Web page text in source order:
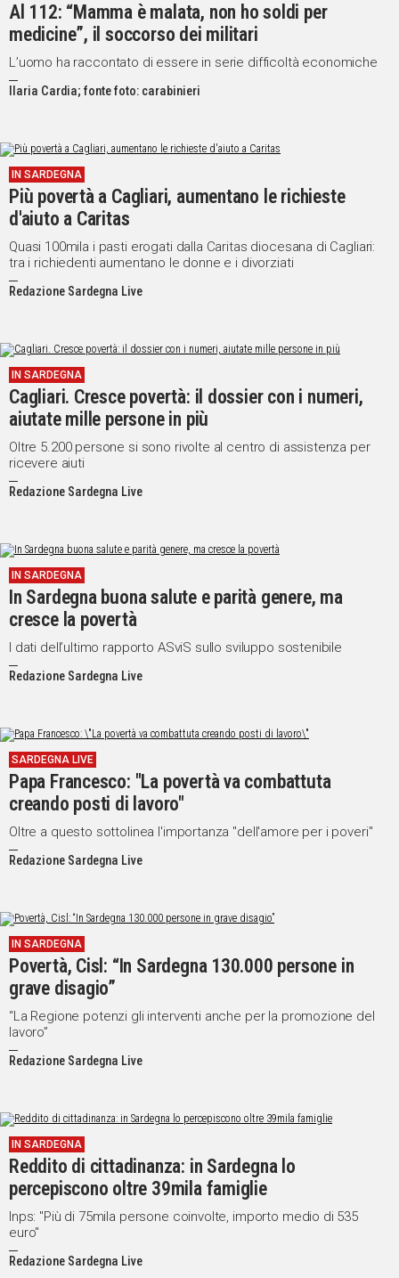
Vai
WHATSAPP
Social
Al 112: “Mamma è malata, non ho soldi per
medicine”, il soccorso dei militari
L’uomo ha raccontato di essere in serie difficoltà economiche
Ilaria Cardia; fonte foto: carabinieri
IN SARDEGNA
Più povertà a Cagliari, aumentano le richieste
d'aiuto a Caritas
Quasi 100mila i pasti erogati dalla Caritas diocesana di Cagliari:
tra i richiedenti aumentano le donne e i divorziati
Redazione Sardegna Live
IN SARDEGNA
Cagliari. Cresce povertà: il dossier con i numeri,
aiutate mille persone in più
Oltre 5.200 persone si sono rivolte al centro di assistenza per
ricevere aiuti
Redazione Sardegna Live
IN SARDEGNA
In Sardegna buona salute e parità genere, ma
cresce la povertà
I dati dell’ultimo rapporto ASviS sullo sviluppo sostenibile
Redazione Sardegna Live
SARDEGNA LIVE
Papa Francesco: "La povertà va combattuta
creando posti di lavoro"
Oltre a questo sottolinea l'importanza "dell'amore per i poveri"
Redazione Sardegna Live
IN SARDEGNA
Povertà, Cisl: “In Sardegna 130.000 persone in
grave disagio”
“La Regione potenzi gli interventi anche per la promozione del
lavoro”
Redazione Sardegna Live
IN SARDEGNA
Reddito di cittadinanza: in Sardegna lo
percepiscono oltre 39mila famiglie
Inps: "Più di 75mila persone coinvolte, importo medio di 535
euro"
Redazione Sardegna Live